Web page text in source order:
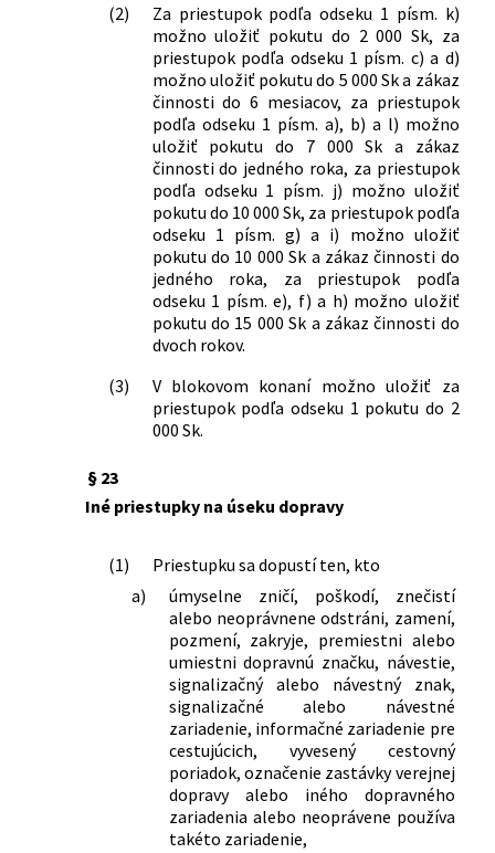
(2)
Za priestupok podľa odseku 1 písm. k)
možno uložiť pokutu do 2 000 Sk, za
priestupok podľa odseku 1 písm. c) a d)
možno uložiť pokutu do 5 000 Sk a zákaz
činnosti do 6 mesiacov, za priestupok
podľa odseku 1 písm. a), b) a l) možno
uložiť pokutu do 7 000 Sk a zákaz
činnosti do jedného roka, za priestupok
podľa odseku 1 písm. j) možno uložiť
pokutu do 10 000 Sk, za priestupok podľa
odseku 1 písm. g) a i) možno uložiť
pokutu do 10 000 Sk a zákaz činnosti do
jedného roka, za priestupok podľa
odseku 1 písm. e), f) a h) možno uložiť
pokutu do 15 000 Sk a zákaz činnosti do
dvoch rokov.
(3)
V blokovom konaní možno uložiť za
priestupok podľa odseku 1 pokutu do 2
000 Sk.
§ 23
Iné priestupky na úseku dopravy
(1)
Priestupku sa dopustí ten, kto
a)
úmyselne zničí, poškodí, znečistí
alebo neoprávnene odstráni, zamení,
pozmení, zakryje, premiestni alebo
umiestni dopravnú značku, návestie,
signalizačný alebo návestný znak,
signalizačné alebo návestné
zariadenie, informačné zariadenie pre
cestujúcich, vyvesený cestovný
poriadok, označenie zastávky verejnej
dopravy alebo iného dopravného
zariadenia alebo neoprávene používa
takéto zariadenie,